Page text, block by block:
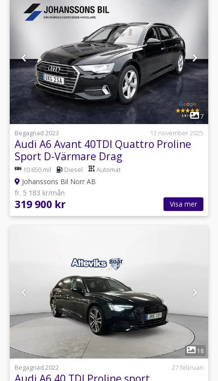
1
7
Begagnad 2023
13 november 2025
Audi A6 Avant 40TDI Quattro Proline
Sport D-Värmare Drag
10 650 mil Diesel Automat
Johanssons Bil Norr AB
fr. 5 183 kr/mån
319 900 kr Visa mer
18
Begagnad 2022
27 februari